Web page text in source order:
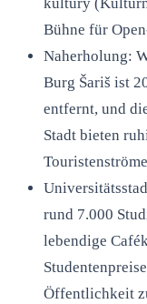
kultúry
Bühne für
Naherholung:
Burg Šariš ist
entfernt, und
Stadt bieten
rund 7.000
lebendige
Öffentlichkeit